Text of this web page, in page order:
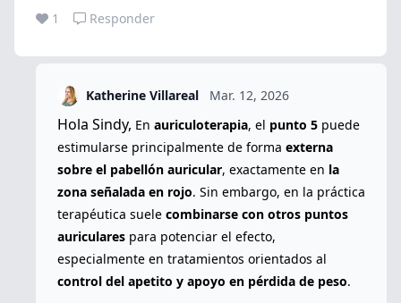
1 Responder
Katherine Villareal Mar. 12, 2026
Hola Sindy, En auriculoterapia, el punto 5 puede
estimularse principalmente de forma externa
sobre el pabellón auricular, exactamente en la
zona señalada en rojo. Sin embargo, en la práctica
terapéutica suele combinarse con otros puntos
auriculares para potenciar el efecto,
especialmente en tratamientos orientados al
control del apetito y apoyo en pérdida de peso.